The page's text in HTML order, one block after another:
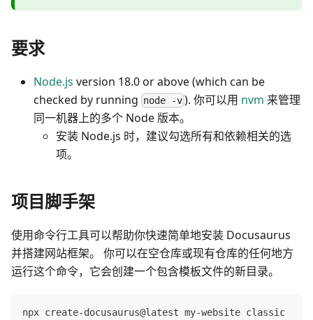
要求
Node.js version 18.0 or above (which can be
checked by running node -v ). 你可以用 nvm 来管理
同一机器上的多个 Node 版本。
安装 Node.js 时，建议勾选所有和依赖相关的选
项。
项目脚手架
使用命令行工具可以帮助你快速简单地安装 Docusaurus
并搭建网站框架。 你可以在空仓库或现有仓库的任何地方
运行这个命令，它会创建一个包含模板文件的新目录。
npx create-docusaurus@latest my-website classic